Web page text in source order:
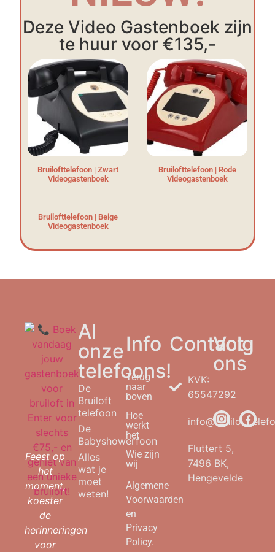
Deze Video Gastenboek zijn
te huur voor €135,-
Bruilofttelefoon | Zwart
Videogastenboek
Bruilofttelefoon | Rode
Videogastenboek
Bruilofttelefoon | Beige
Videogastenboek
Feest op
het
moment,
koester
de
herinneringen
voor
Al
onze
telefoons!
De
Bruiloft
telefoon
De
Babyshowerfoon
Alles
wat je
moet
weten!
Info
Terug
naar
boven
Hoe
werkt
het
Wie zijn
wij
Algemene
Voorwaarden
en
Privacy
Policy.
Contact
KVK:
65547292
Fluttert 5,
7496 BK,
Hengevelde
Volg
ons